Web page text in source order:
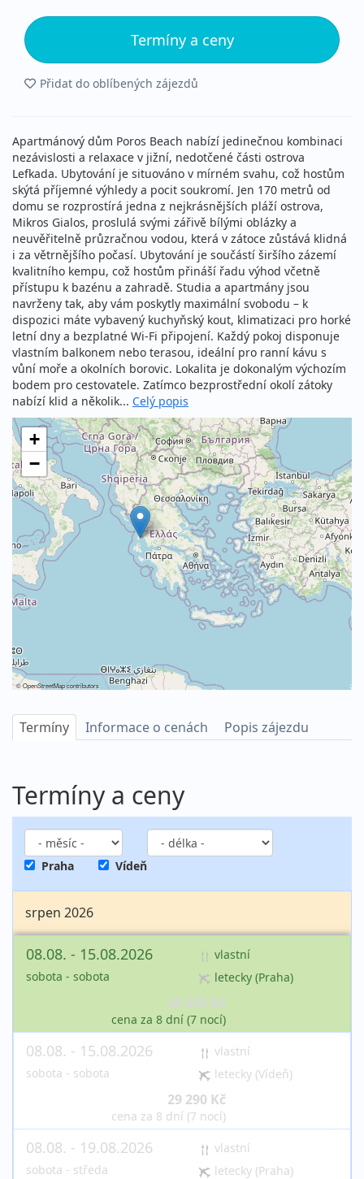
Termíny a ceny
Přidat do oblíbených zájezdů
Apartmánový dům Poros Beach nabízí jedinečnou kombinaci
nezávislosti a relaxace v jižní, nedotčené části ostrova
Lefkada. Ubytování je situováno v mírném svahu, což hostům
skýtá příjemné výhledy a pocit soukromí. Jen 170 metrů od
domu se rozprostírá jedna z nejkrásnějších pláží ostrova,
Mikros Gialos, proslulá svými zářivě bílými oblázky a
neuvěřitelně průzračnou vodou, která v zátoce zůstává klidná
i za větrnějšího počasí. Ubytování je součástí širšího zázemí
kvalitního kempu, což hostům přináší řadu výhod včetně
přístupu k bazénu a zahradě. Studia a apartmány jsou
navrženy tak, aby vám poskytly maximální svobodu – k
dispozici máte vybavený kuchyňský kout, klimatizaci pro horké
letní dny a bezplatné Wi-Fi připojení. Každý pokoj disponuje
vlastním balkonem nebo terasou, ideální pro ranní kávu s
vůní moře a okolních borovic. Lokalita je dokonalým výchozím
bodem pro cestovatele. Zatímco bezprostřední okolí zátoky
nabízí klid a několik... Celý popis
+
−
©OpenStreetMapcontributors
Termíny Informace o cenách Popis zájezdu
Termíny a ceny
Praha Vídeň
srpen 2026
08.08. - 15.08.2026
sobota - sobota
vlastní
letecky (Praha)
29 290 Kč
cena za 8 dní (7 nocí)
08.08. - 15.08.2026
sobota - sobota
vlastní
letecky (Vídeň)
29 290 Kč
cena za 8 dní (7 nocí)
08.08. - 19.08.2026
sobota - středa
vlastní
letecky (Praha)